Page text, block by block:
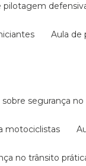
pilotagem
aula
sobre segurança
motociclistas
no trânsito